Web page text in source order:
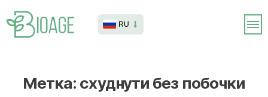
RU
Метка: схуднути без побочки